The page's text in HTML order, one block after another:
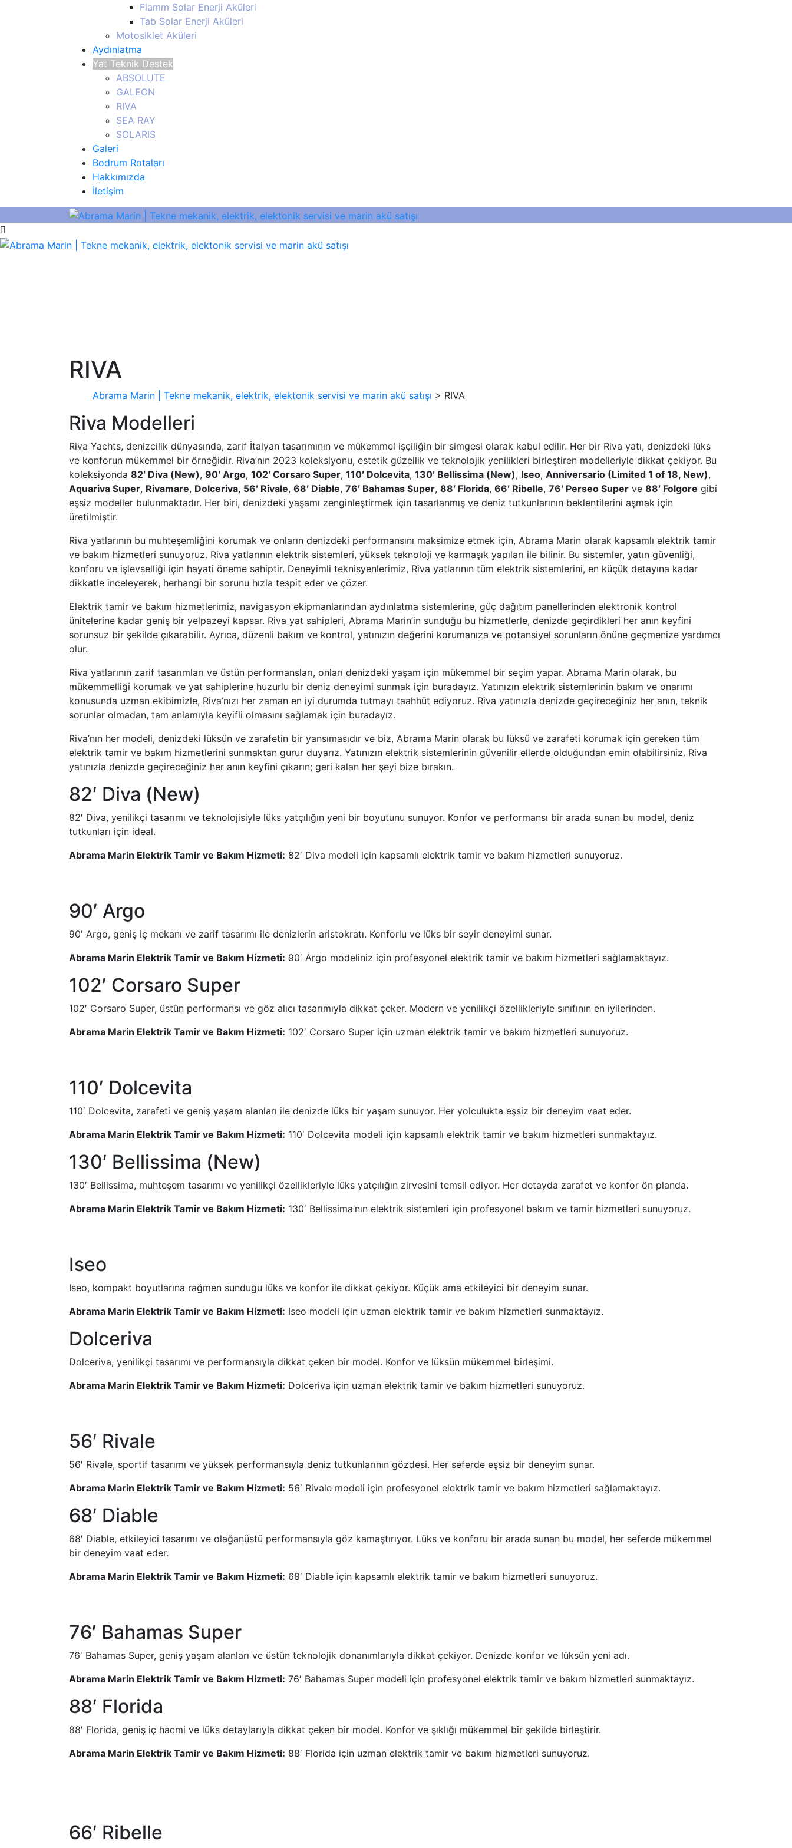
Fiamm Solar Enerji Aküleri
Tab Solar Enerji Aküleri
Motosiklet Aküleri
Aydınlatma
Yat Teknik Destek
ABSOLUTE
GALEON
RIVA
SEA RAY
SOLARIS
Galeri
Bodrum Rotaları
Hakkımızda
İletişim
RIVA
Abrama Marin | Tekne mekanik, elektrik, elektonik servisi ve marin akü satışı > RIVA
Riva Modelleri
Riva Yachts, denizcilik dünyasında, zarif İtalyan tasarımının ve mükemmel işçiliğin bir simgesi olarak kabul edilir. Her bir Riva yatı, denizdeki lüks
ve konforun mükemmel bir örneğidir. Riva’nın 2023 koleksiyonu, estetik güzellik ve teknolojik yenilikleri birleştiren modelleriyle dikkat çekiyor. Bu
koleksiyonda 82′ Diva (New), 90′ Argo, 102′ Corsaro Super, 110′ Dolcevita, 130′ Bellissima (New), Iseo, Anniversario (Limited 1 of 18, New),
Aquariva Super, Rivamare, Dolceriva, 56′ Rivale, 68′ Diable, 76′ Bahamas Super, 88′ Florida, 66′ Ribelle, 76′ Perseo Super ve 88′ Folgore gibi
eşsiz modeller bulunmaktadır. Her biri, denizdeki yaşamı zenginleştirmek için tasarlanmış ve deniz tutkunlarının beklentilerini aşmak için
üretilmiştir.
Riva yatlarının bu muhteşemliğini korumak ve onların denizdeki performansını maksimize etmek için, Abrama Marin olarak kapsamlı elektrik tamir
ve bakım hizmetleri sunuyoruz. Riva yatlarının elektrik sistemleri, yüksek teknoloji ve karmaşık yapıları ile bilinir. Bu sistemler, yatın güvenliği,
konforu ve işlevselliği için hayati öneme sahiptir. Deneyimli teknisyenlerimiz, Riva yatlarının tüm elektrik sistemlerini, en küçük detayına kadar
dikkatle inceleyerek, herhangi bir sorunu hızla tespit eder ve çözer.
Elektrik tamir ve bakım hizmetlerimiz, navigasyon ekipmanlarından aydınlatma sistemlerine, güç dağıtım panellerinden elektronik kontrol
ünitelerine kadar geniş bir yelpazeyi kapsar. Riva yat sahipleri, Abrama Marin’in sunduğu bu hizmetlerle, denizde geçirdikleri her anın keyfini
sorunsuz bir şekilde çıkarabilir. Ayrıca, düzenli bakım ve kontrol, yatınızın değerini korumanıza ve potansiyel sorunların önüne geçmenize yardımcı
olur.
Riva yatlarının zarif tasarımları ve üstün performansları, onları denizdeki yaşam için mükemmel bir seçim yapar. Abrama Marin olarak, bu
mükemmelliği korumak ve yat sahiplerine huzurlu bir deniz deneyimi sunmak için buradayız. Yatınızın elektrik sistemlerinin bakım ve onarımı
konusunda uzman ekibimizle, Riva’nızı her zaman en iyi durumda tutmayı taahhüt ediyoruz. Riva yatınızla denizde geçireceğiniz her anın, teknik
sorunlar olmadan, tam anlamıyla keyifli olmasını sağlamak için buradayız.
Riva’nın her modeli, denizdeki lüksün ve zarafetin bir yansımasıdır ve biz, Abrama Marin olarak bu lüksü ve zarafeti korumak için gereken tüm
elektrik tamir ve bakım hizmetlerini sunmaktan gurur duyarız. Yatınızın elektrik sistemlerinin güvenilir ellerde olduğundan emin olabilirsiniz. Riva
yatınızla denizde geçireceğiniz her anın keyfini çıkarın; geri kalan her şeyi bize bırakın.
82′ Diva (New)
82′ Diva, yenilikçi tasarımı ve teknolojisiyle lüks yatçılığın yeni bir boyutunu sunuyor. Konfor ve performansı bir arada sunan bu model, deniz
tutkunları için ideal.
Abrama Marin Elektrik Tamir ve Bakım Hizmeti: 82′ Diva modeli için kapsamlı elektrik tamir ve bakım hizmetleri sunuyoruz.
90′ Argo
90′ Argo, geniş iç mekanı ve zarif tasarımı ile denizlerin aristokratı. Konforlu ve lüks bir seyir deneyimi sunar.
Abrama Marin Elektrik Tamir ve Bakım Hizmeti: 90′ Argo modeliniz için profesyonel elektrik tamir ve bakım hizmetleri sağlamaktayız.
102′ Corsaro Super
102′ Corsaro Super, üstün performansı ve göz alıcı tasarımıyla dikkat çeker. Modern ve yenilikçi özellikleriyle sınıfının en iyilerinden.
Abrama Marin Elektrik Tamir ve Bakım Hizmeti: 102′ Corsaro Super için uzman elektrik tamir ve bakım hizmetleri sunuyoruz.
110′ Dolcevita
110′ Dolcevita, zarafeti ve geniş yaşam alanları ile denizde lüks bir yaşam sunuyor. Her yolculukta eşsiz bir deneyim vaat eder.
Abrama Marin Elektrik Tamir ve Bakım Hizmeti: 110′ Dolcevita modeli için kapsamlı elektrik tamir ve bakım hizmetleri sunmaktayız.
130′ Bellissima (New)
130′ Bellissima, muhteşem tasarımı ve yenilikçi özellikleriyle lüks yatçılığın zirvesini temsil ediyor. Her detayda zarafet ve konfor ön planda.
Abrama Marin Elektrik Tamir ve Bakım Hizmeti: 130′ Bellissima’nın elektrik sistemleri için profesyonel bakım ve tamir hizmetleri sunuyoruz.
Iseo
Iseo, kompakt boyutlarına rağmen sunduğu lüks ve konfor ile dikkat çekiyor. Küçük ama etkileyici bir deneyim sunar.
Abrama Marin Elektrik Tamir ve Bakım Hizmeti: Iseo modeli için uzman elektrik tamir ve bakım hizmetleri sunmaktayız.
Dolceriva
Dolceriva, yenilikçi tasarımı ve performansıyla dikkat çeken bir model. Konfor ve lüksün mükemmel birleşimi.
Abrama Marin Elektrik Tamir ve Bakım Hizmeti: Dolceriva için uzman elektrik tamir ve bakım hizmetleri sunuyoruz.
56′ Rivale
56′ Rivale, sportif tasarımı ve yüksek performansıyla deniz tutkunlarının gözdesi. Her seferde eşsiz bir deneyim sunar.
Abrama Marin Elektrik Tamir ve Bakım Hizmeti: 56′ Rivale modeli için profesyonel elektrik tamir ve bakım hizmetleri sağlamaktayız.
68′ Diable
68′ Diable, etkileyici tasarımı ve olağanüstü performansıyla göz kamaştırıyor. Lüks ve konforu bir arada sunan bu model, her seferde mükemmel
bir deneyim vaat eder.
Abrama Marin Elektrik Tamir ve Bakım Hizmeti: 68′ Diable için kapsamlı elektrik tamir ve bakım hizmetleri sunuyoruz.
76′ Bahamas Super
76′ Bahamas Super, geniş yaşam alanları ve üstün teknolojik donanımlarıyla dikkat çekiyor. Denizde konfor ve lüksün yeni adı.
Abrama Marin Elektrik Tamir ve Bakım Hizmeti: 76′ Bahamas Super modeli için profesyonel elektrik tamir ve bakım hizmetleri sunmaktayız.
88′ Florida
88′ Florida, geniş iç hacmi ve lüks detaylarıyla dikkat çeken bir model. Konfor ve şıklığı mükemmel bir şekilde birleştirir.
Abrama Marin Elektrik Tamir ve Bakım Hizmeti: 88′ Florida için uzman elektrik tamir ve bakım hizmetleri sunuyoruz.
66′ Ribelle